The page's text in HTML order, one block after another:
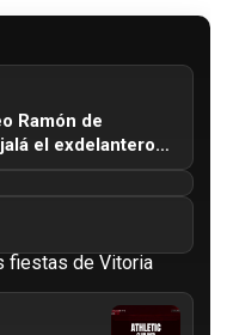
Ramón de
el exdelantero…
fiestas de Vitoria